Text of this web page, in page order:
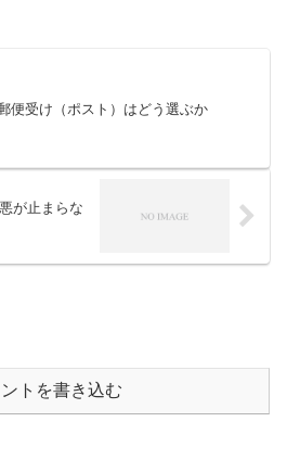
便受け（ポスト）はどう選ぶか
が止まらな
トを書き込む